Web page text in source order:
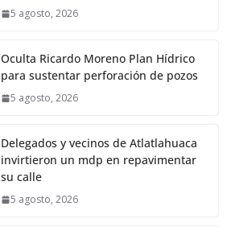
5 agosto, 2026
Oculta Ricardo Moreno Plan Hídrico
para sustentar perforación de pozos
5 agosto, 2026
Delegados y vecinos de Atlatlahuaca
invirtieron un mdp en repavimentar
su calle
5 agosto, 2026